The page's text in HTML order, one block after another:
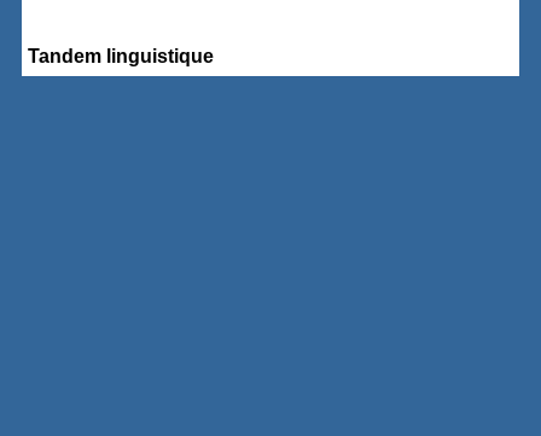
Tandem linguistique